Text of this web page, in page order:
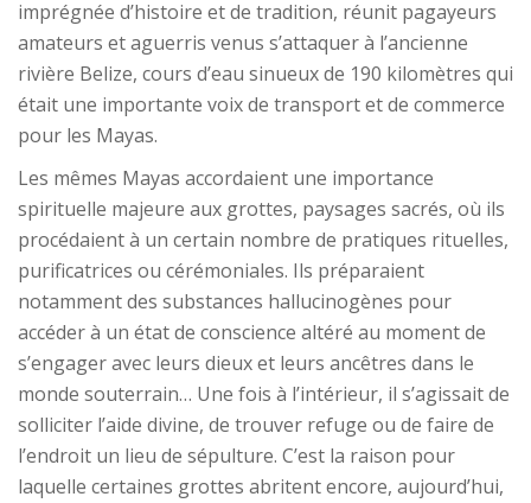
imprégnée d’histoire et de tradition, réunit pagayeurs
amateurs et aguerris venus s’attaquer à l’ancienne
rivière Belize, cours d’eau sinueux de 190 kilomètres qui
était une importante voix de transport et de commerce
pour les Mayas.
Les mêmes Mayas accordaient une importance
spirituelle majeure aux grottes, paysages sacrés, où ils
procédaient à un certain nombre de pratiques rituelles,
purificatrices ou cérémoniales. Ils préparaient
notamment des substances hallucinogènes pour
accéder à un état de conscience altéré au moment de
s’engager avec leurs dieux et leurs ancêtres dans le
monde souterrain… Une fois à l’intérieur, il s’agissait de
solliciter l’aide divine, de trouver refuge ou de faire de
l’endroit un lieu de sépulture. C’est la raison pour
laquelle certaines grottes abritent encore, aujourd’hui,